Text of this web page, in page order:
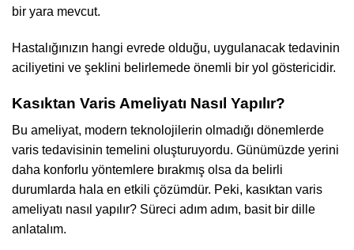
bir yara mevcut.
Hastalığınızın hangi evrede olduğu, uygulanacak tedavinin
aciliyetini ve şeklini belirlemede önemli bir yol göstericidir.
Kasıktan Varis Ameliyatı Nasıl Yapılır?
Bu ameliyat, modern teknolojilerin olmadığı dönemlerde
varis tedavisinin temelini oluşturuyordu. Günümüzde yerini
daha konforlu yöntemlere bırakmış olsa da belirli
durumlarda hala en etkili çözümdür. Peki, kasıktan varis
ameliyatı nasıl yapılır? Süreci adım adım, basit bir dille
anlatalım.